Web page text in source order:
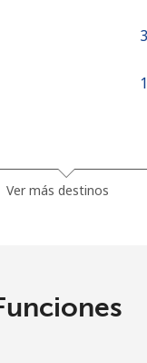
Ver más destinos